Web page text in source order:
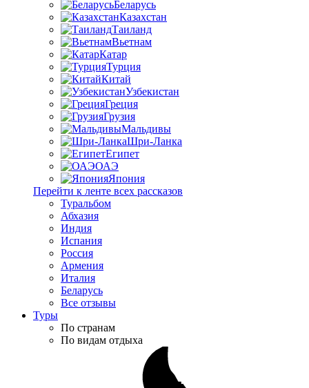
Беларусь
Казахстан
Таиланд
Вьетнам
Катар
Турция
Китай
Узбекистан
Греция
Грузия
Мальдивы
Шри-Ланка
Египет
ОАЭ
Япония
Перейти к ленте всех рассказов
Туральбом
Абхазия
Индия
Испания
Россия
Армения
Италия
Беларусь
Все отзывы
Туры
По странам
По видам отдыха